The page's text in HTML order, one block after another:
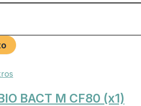
BACT M CF80 (x1)